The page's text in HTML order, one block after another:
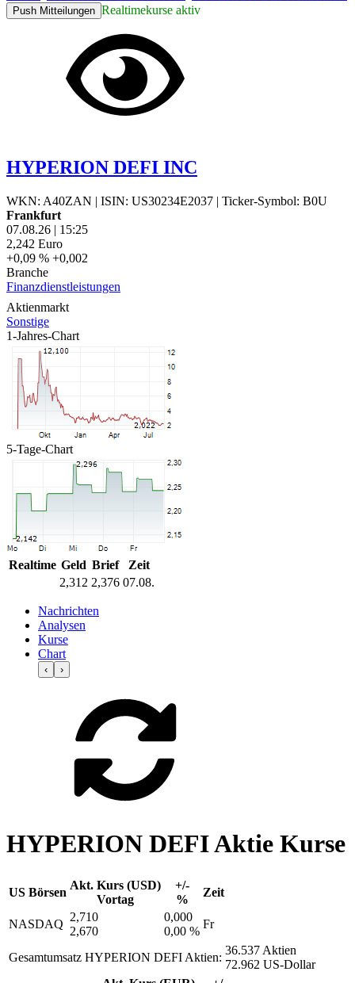
Push Mitteilungen Realtimekurse aktiv
HYPERION DEFI INC
WKN: A40ZAN | ISIN: US30234E2037 | Ticker-Symbol: B0U
Frankfurt
07.08.26 | 15:25
2,242 Euro
+0,09 % +0,002
Branche
Finanzdienstleistungen
Aktienmarkt
Sonstige
1-Jahres-Chart
5-Tage-Chart
Realtime Geld Brief
Zeit
2,312 2,376 07.08.
Nachrichten
Analysen
Kurse
Chart
‹ ›
HYPERION DEFI Aktie Kurse
US Börsen
Akt. Kurs (USD)
Vortag
+/-
%
Zeit
NASDAQ
2,710
2,670
0,000
0,00 %
Fr
Gesamtumsatz HYPERION DEFI Aktien:
36.537 Aktien
72.962 US-Dollar